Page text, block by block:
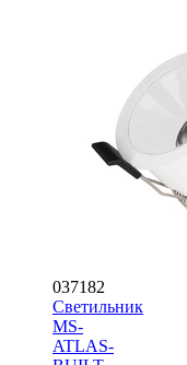
037182
Светильник
MS-
ATLAS-